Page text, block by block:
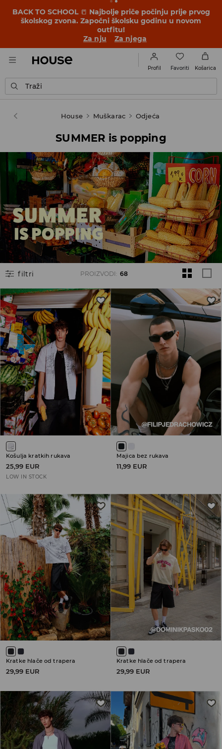
OMG, kako povoljno! Dopusti da te iznenadimo –
provjeri nove cijene u akciji ZAVRŠNO SNIŽENJE ➡️
Za nju
Za njega
Profil Favoriti Košarica
Traži
House Muškarac Odjeća
SUMMER is popping
filtri PROIZVODI : 68
Košulja kratkih rukava
25,99 EUR
LOW IN STOCK
Majica bez rukava
11,99 EUR
Kratke hlače od trapera
29,99 EUR
Kratke hlače od trapera
29,99 EUR